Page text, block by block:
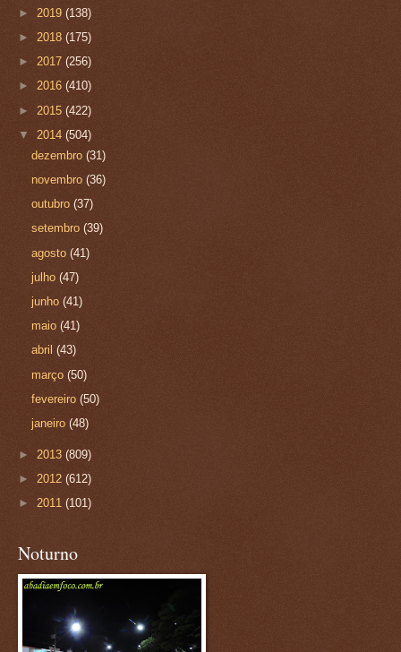
► 2019 (138)
► 2018 (175)
► 2017 (256)
► 2016 (410)
► 2015 (422)
▼ 2014 (504)
dezembro(31)
novembro(36)
outubro(37)
setembro(39)
agosto(41)
julho(47)
junho(41)
maio(41)
abril(43)
março(50)
fevereiro(50)
janeiro(48)
► 2013 (809)
► 2012 (612)
► 2011 (101)
Noturno